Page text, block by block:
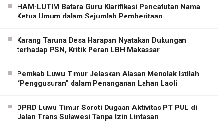
HAM-LUTIM Batara Guru Klarifikasi Pencatutan Nama
Ketua Umum dalam Sejumlah Pemberitaan
Karang Taruna Desa Harapan Nyatakan Dukungan
terhadap PSN, Kritik Peran LBH Makassar
Pemkab Luwu Timur Jelaskan Alasan Menolak Istilah
“Penggusuran” dalam Penanganan Lahan Laoli
DPRD Luwu Timur Soroti Dugaan Aktivitas PT PUL di
Jalan Trans Sulawesi Tanpa Izin Lintasan